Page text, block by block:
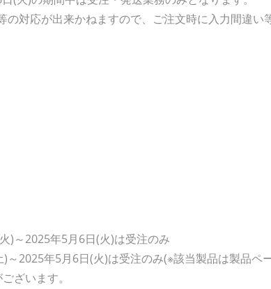
対応が出来かねますので、ご注文時に入力間違い
)～2025年5月6日(火)は受注のみ
2025年5月6日(火)は受注のみ(※該当製品は製品ペ
ざいます。